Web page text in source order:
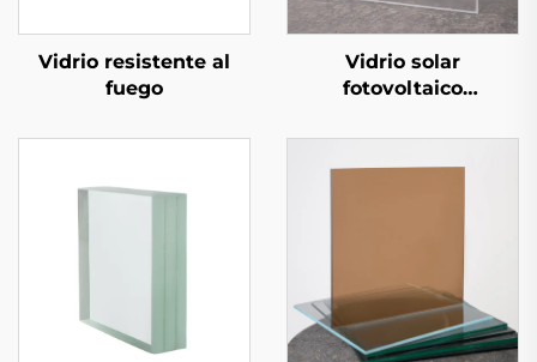
Vidrio resistente al
fuego
Vidrio solar
fotovoltaico